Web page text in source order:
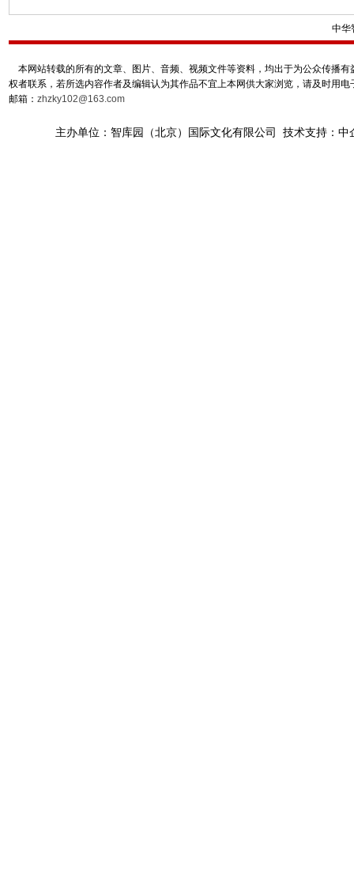
中华
本网站转载的所有的文章、图片、音频、视频文件等资料，均出于为公众传播
权者联系，若所选内容作者及编辑认为其作品不宜上本网供大家浏览，请及时用
邮箱： zhzky102@163.com
主办单位：智库园（北京）国际文化有限公司 技术支持：